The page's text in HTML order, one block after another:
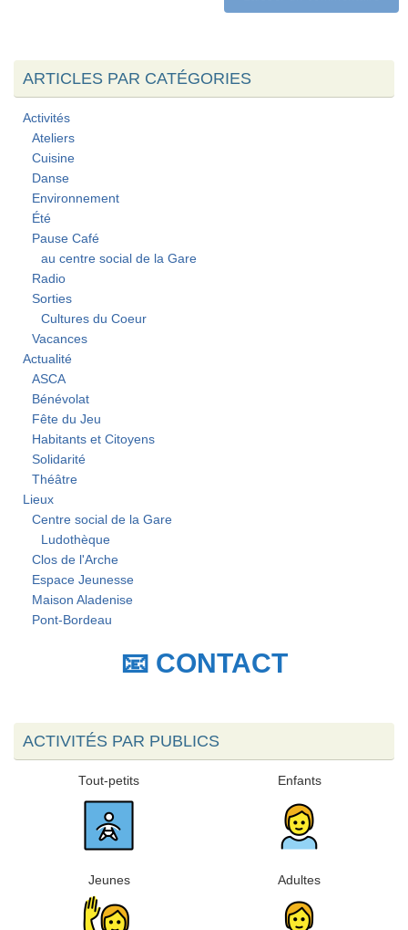
ARTICLES PAR CATÉGORIES
Activités
Ateliers
Cuisine
Danse
Environnement
Été
Pause Café
au centre social de la Gare
Radio
Sorties
Cultures du Coeur
Vacances
Actualité
ASCA
Bénévolat
Fête du Jeu
Habitants et Citoyens
Solidarité
Théâtre
Lieux
Centre social de la Gare
Ludothèque
Clos de l'Arche
Espace Jeunesse
Maison Aladenise
Pont-Bordeau
📧 CONTACT
ACTIVITÉS PAR PUBLICS
Tout-petits Enfants
Jeunes Adultes